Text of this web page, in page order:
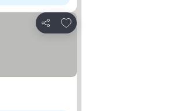
Partilhar
Adicionar aos favoritos